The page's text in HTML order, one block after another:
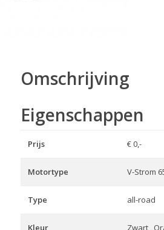
Omschrijving
Eigenschappen
Prijs € 0,-
Motortype V-Strom
Type all-road
Kleur Zwart ,